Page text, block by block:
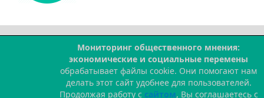
Мониторинг общественного мнения:
экономические и социальные перемены
обрабатывает файлы cookie. Они помогают нам
делать этот сайт удобнее для пользователей.
Продолжая работу с сайтом, Вы соглашаетесь с